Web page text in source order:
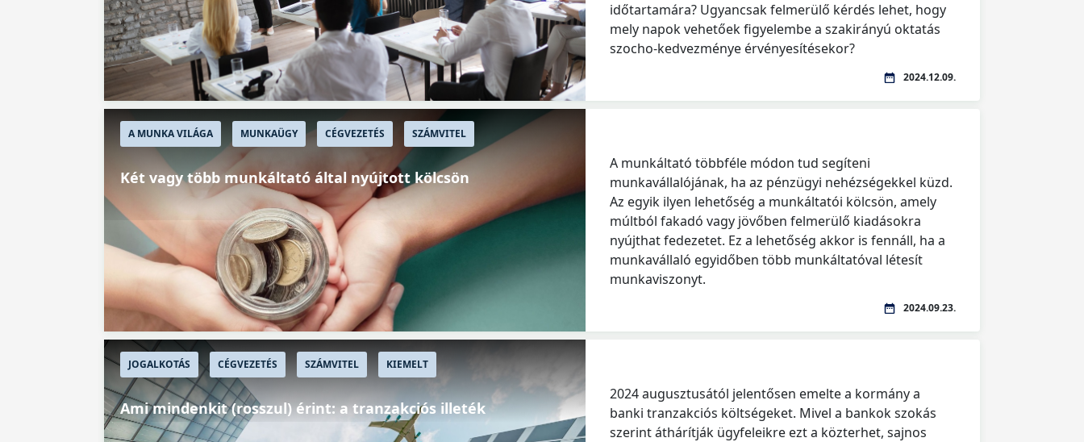
időtartamára? Ugyancsak felmerülő kérdés lehet, hogy
mely napok vehetőek figyelembe a szakirányú oktatás
szocho-kedvezménye érvényesítésekor?
2024.12.09.
A MUNKA VILÁGA MUNKAÜGY CÉGVEZETÉS SZÁMVITEL
Két vagy több munkáltató által nyújtott kölcsön
A munkáltató többféle módon tud segíteni
munkavállalójának, ha az pénzügyi nehézségekkel küzd.
Az egyik ilyen lehetőség a munkáltatói kölcsön, amely
múltból fakadó vagy jövőben felmerülő kiadásokra
nyújthat fedezetet. Ez a lehetőség akkor is fennáll, ha a
munkavállaló egyidőben több munkáltatóval létesít
munkaviszonyt.
2024.09.23.
JOGALKOTÁS CÉGVEZETÉS SZÁMVITEL KIEMELT
Ami mindenkit (rosszul) érint: a tranzakciós illeték
2024 augusztusától jelentősen emelte a kormány a
banki tranzakciós költségeket. Mivel a bankok szokás
szerint áthárítják ügyfeleikre ezt a közterhet, sajnos